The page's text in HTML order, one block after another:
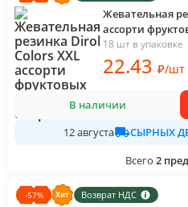
Жевательная
ассорти
18 шт в упаковке
22.43 ₽/шт
В наличии
12 августа
СЫРНЫХ
Всего 2
-57% Возврат НДС